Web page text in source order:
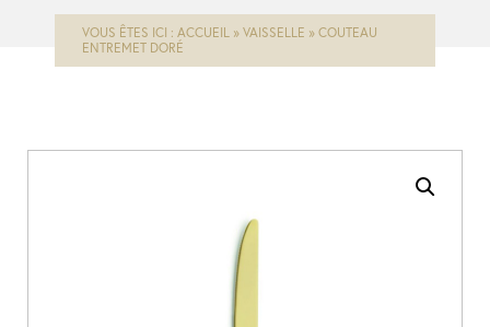
VOUS ÊTES ICI : ACCUEIL » VAISSELLE » COUTEAU
ENTREMET DORÉ